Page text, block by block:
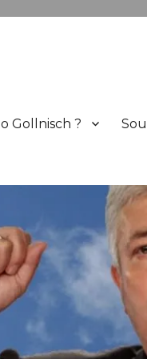
Gollnisch ?